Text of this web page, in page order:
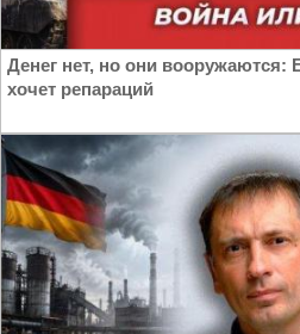
Денег нет, но они вооружаются:
хочет репараций